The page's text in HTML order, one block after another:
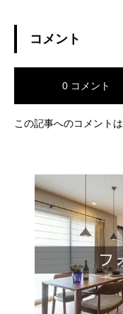
コメント
0 コメント
この記事へのコメントは